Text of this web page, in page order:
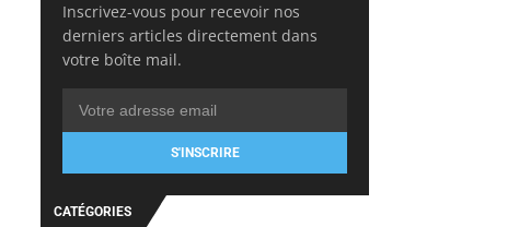
Inscrivez-vous pour recevoir nos
derniers articles directement dans
votre boîte mail.
S'INSCRIRE
CATÉGORIES